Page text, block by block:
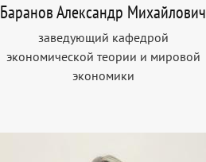
Баранов Александр Михайлович
заведующий кафедрой
экономической теории и мировой
экономики